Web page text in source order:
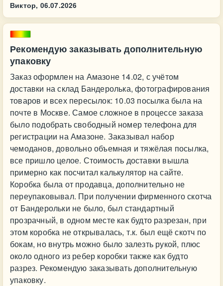
Виктор, 06.07.2026
Рекомендую заказывать дополнительную
упаковку
Заказ оформлен на Амазоне 14.02, с учётом
доставки на склад Бандеролька, фотографирования
товаров и всех пересылок: 10.03 посылка была на
почте в Москве. Самое сложное в процессе заказа
было подобрать свободный номер телефона для
регистрации на Амазоне. Заказывал набор
чемоданов, довольно объемная и тяжёлая посылка,
все пришло целое. Стоимость доставки вышла
примерно как посчитал калькулятор на сайте.
Коробка была от продавца, дополнительно не
переупаковывал. При получении фирменного скотча
от Бандерольки не было, был стандартный
прозрачный, в одном месте как будто разрезан, при
этом коробка не открывалась, т.к. был ещё скотч по
бокам, но внутрь можно было залезть рукой, плюс
около одного из ребер коробки также как будто
разрез. Рекомендую заказывать дополнительную
упаковку.